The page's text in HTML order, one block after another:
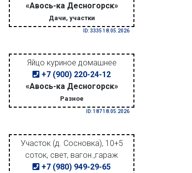
«Авось-ка Десногорск»
Дачи, участки
ID: 3335 18.05.2026
Яйцо куриное домашнее
+7 (900) 220-24-12
«Авось-ка Десногорск»
Разное
ID: 187 18.05.2026
Участок (д. Сосновка), 10+5
соток, свет, вагон.,гараж
+7 (980) 949-29-65